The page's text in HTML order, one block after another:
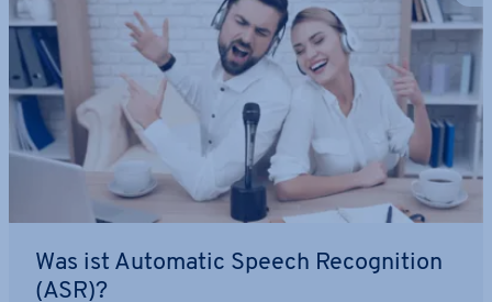
Was ist Automatic Speech Re­co­gni­ti­on
(ASR)?